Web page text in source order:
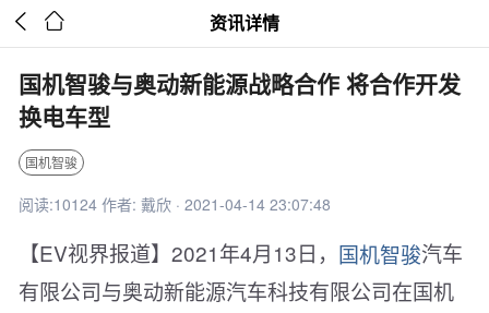
  资讯详情
国机智骏与奥动新能源战略合作 将合作开发
换电车型
国机智骏
阅读:10124 作者: 戴欣 · 2021-04-14 23:07:48
【EV视界报道】2021年4月13日， 国机智骏汽车
有限公司与奥动新能源汽车科技有限公司在国机